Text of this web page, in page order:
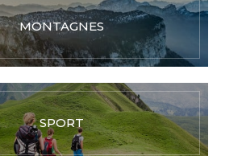
MONTAGNES
SPORT